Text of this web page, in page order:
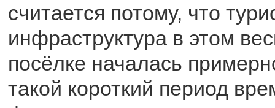
считается потому, что
инфраструктура в этом
посёлке началась
такой короткий период